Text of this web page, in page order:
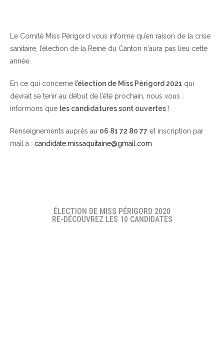
Le Comité Miss Périgord vous informe qu’en raison de la crise
sanitaire, l’élection de la Reine du Canton n‘aura pas lieu cette
année.
En ce qui concerne l’élection de Miss Périgord 2021 qui
devrait se tenir au début de l’été prochain, nous vous
informons que les candidatures sont ouvertes !
Renseignements auprès au 06 81 72 80 77 et inscription par
mail à : candidate.missaquitaine@gmail.com
ÉLECTION DE MISS PÉRIGORD 2020
RE-DÉCOUVREZ LES 10 CANDIDATES